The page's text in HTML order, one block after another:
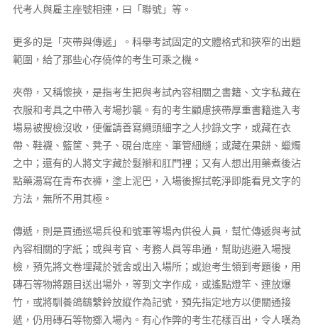
代考人與雇主座號相連，曰「聯號」等。
更多的是「夾帶與傳遞」。科舉考試固定的文體格式和狹窄的出題
範圍，給了那些心存僥倖的考生可乘之機。
夾帶，又稱懷挾，是指考生把與考試內容相關之書籍、文字私藏在
衣服和考具之中帶入考場抄襲。有的考生顧慮挾帶厚重書籍進入考
場易被搜檢沒收，便僱請善寫繩頭細字之人抄錄文字，或藏在衣
帶、鞋襪、籃筐、凳子、硯台底座、筆管細縫；或藏在果餅、蠟燭
之中；還有的人將文字藏於髮辮和肛門裡；又有人想出用藥煮後沾
點藥湯寫在青布衣褲，塗上泥巴，入場後擦拭乾淨即能看見文字的
方法，無所不用其極。
傳遞，則是買通巡場兵役和號軍等場內供役人員，幫忙傳遞與考試
內容相關的字紙；或與考官、考務人員等串通，幫助逃避入場搜
檢，預先將文卷埋藏於號舍或出入場所；或迨考生領到考題後，用
磚石等物將題目送出場外，等到文字作成，或遙點燈竿、連放爆
竹，或將馴養鴿鷂繫鈴放縱作為記號，預先指定地方以便關通接
遞，仍用磚石等物擲入場內。有心作弊的考生花樣百出，令人嘆為